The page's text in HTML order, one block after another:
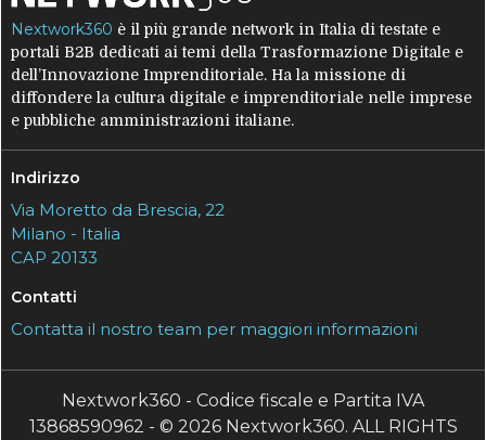
Nextwork360 è il più grande network in Italia di testate e
portali B2B dedicati ai temi della Trasformazione Digitale e
dell’Innovazione Imprenditoriale. Ha la missione di
diffondere la cultura digitale e imprenditoriale nelle imprese
e pubbliche amministrazioni italiane.
Indirizzo
Via Moretto da Brescia, 22
Milano - Italia
CAP 20133
Contatti
Contatta il nostro team per maggiori informazioni
Nextwork360 - Codice fiscale e Partita IVA
13868590962 - © 2026 Nextwork360. ALL RIGHTS